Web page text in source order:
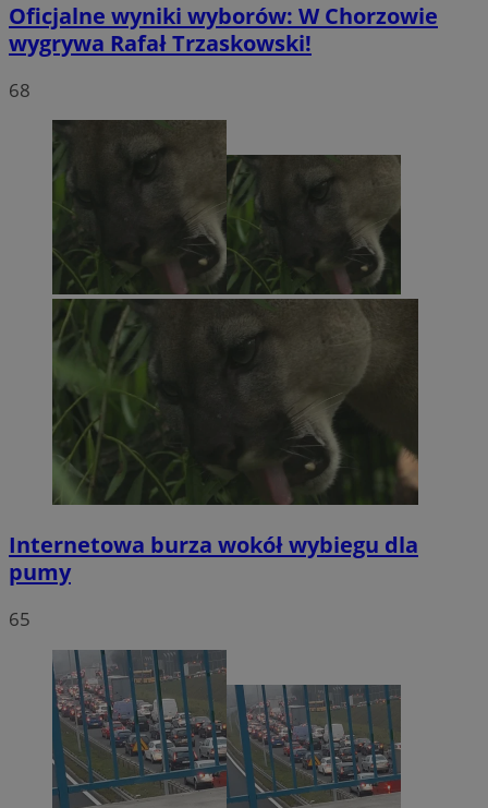
Oficjalne wyniki wyborów: W Chorzowie
wygrywa Rafał Trzaskowski!
68
Internetowa burza wokół wybiegu dla
pumy
65